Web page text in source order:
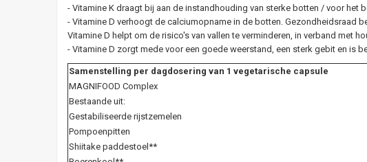
- Vitamine K draagt bij aan de instandhouding van sterke botten / voor het
- Vitamine D verhoogt de calciumopname in de botten. Gezondheidsraad
Vitamine D helpt om de risico's van vallen te verminderen, in verband met
- Vitamine D zorgt mede voor een goede weerstand, een sterk gebit en is
Samenstelling per dagdosering van 1 vegetarische capsule
MAGNIFOOD Complex
Bestaande uit:
Gestabiliseerde rijstzemelen
Pompoenpitten
Shiitake paddestoel**